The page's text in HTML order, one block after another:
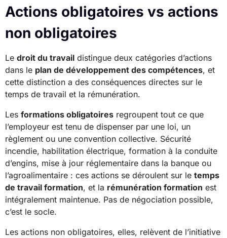
Actions obligatoires vs actions
non obligatoires
Le droit du travail distingue deux catégories d’actions
dans le plan de développement des compétences, et
cette distinction a des conséquences directes sur le
temps de travail et la rémunération.
Les formations obligatoires regroupent tout ce que
l’employeur est tenu de dispenser par une loi, un
règlement ou une convention collective. Sécurité
incendie, habilitation électrique, formation à la conduite
d’engins, mise à jour réglementaire dans la banque ou
l’agroalimentaire : ces actions se déroulent sur le temps
de travail formation, et la rémunération formation est
intégralement maintenue. Pas de négociation possible,
c’est le socle.
Les actions non obligatoires, elles, relèvent de l’initiative